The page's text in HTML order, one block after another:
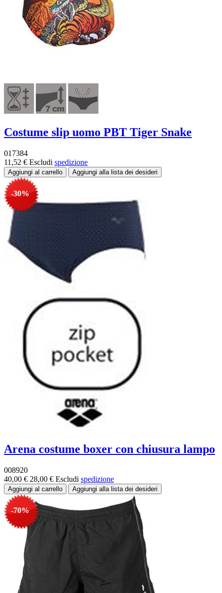
Costume slip uomo PBT Tiger Snake
017384
11,52 € Escludi spedizione
-30%
Arena costume boxer con chiusura lampo
008920
40,00 € 28,00 € Escludi spedizione
-70%